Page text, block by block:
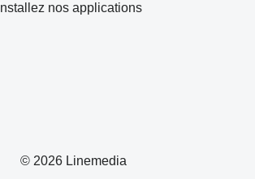
© 2026 Linemedia
Installez nos applications